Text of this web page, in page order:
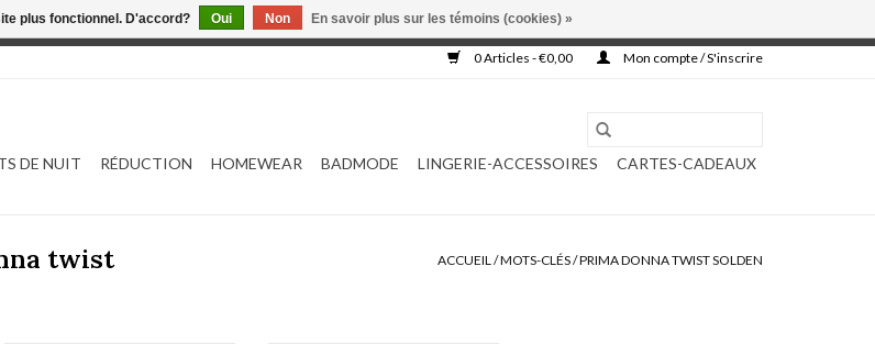
0 Articles - €0,00 Mon compte / S'inscrire
DE NUIT RÉDUCTION HOMEWEAR BADMODE LINGERIE-ACCESSOIRES CARTES-CADEAUX
twist
ACCUEIL/MOTS-CLÉS/PRIMA DONNA TWIST SOLDEN
plus fonctionnel. D'accord? Oui Non En savoir plus sur les témoins (cookies) »
Toute commande passée ne sera ni traitée, ni complétée.